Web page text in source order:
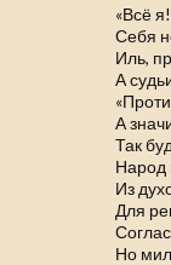
«Всё
Себя
Иль,
А
А
Так
Народ
Из
Для
Но